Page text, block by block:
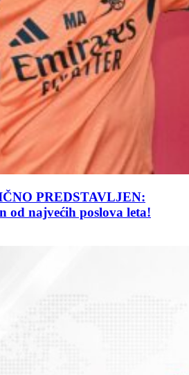
PREDSTAVLJEN:
od najvećih poslova leta!